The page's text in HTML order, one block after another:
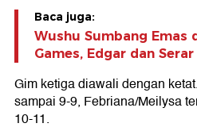
Baca juga:
Wushu Sumbang Emas
Games, Edgar dan
Gim ketiga diawali dengan
sampai 9-9, Febriana/Meilysa
10-11.